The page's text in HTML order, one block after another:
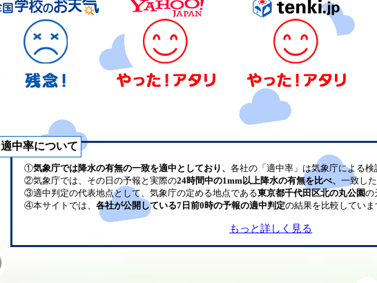
適中率について
①気象庁では降水の有無の一致を適中としており、 各社の「適中率」は気象庁による検
②気象庁では、その日の予報と実際の24時間中の1mm以上降水の有無を比べ、 一致し
③適中判定の代表地点として、気象庁の定める地点である東京都千代田区北の丸公園の
④本サイトでは、 各社が公開している7日前0時の予報の適中判定の結果を比較していま
もっと詳しく見る